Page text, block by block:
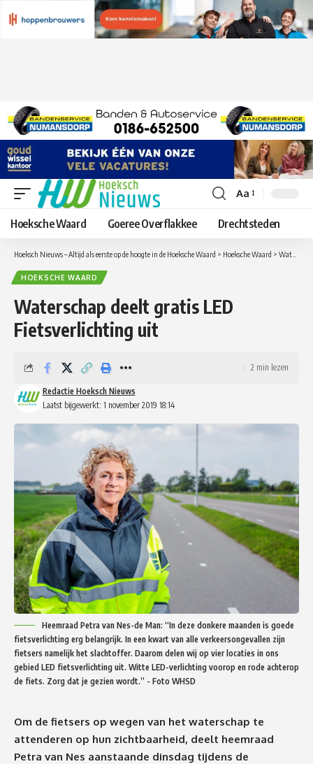
Lettergrootte
aanpassen
Aa
Hoeksche Waard Goeree Overflakkee Drechtsteden
Hoeksch Nieuws – Altijd als eerste op de hoogte in de Hoeksche Waard > Hoeksche Waard > Waterschap deelt gratis LED Fietsverlichting uit
HOEKSCHE WAARD
Waterschap deelt gratis LED
Fietsverlichting uit
Laatst bijgewerkt: 1 november 2019 18:14
Redactie Hoeksch Nieuws
2 min lezen
Heemraad Petra van Nes-de Man: “In deze donkere maanden is goede
fietsverlichting erg belangrijk. In een kwart van alle verkeersongevallen zijn
fietsers namelijk het slachtoffer. Daarom delen wij op vier locaties in ons
gebied LED fietsverlichting uit. Witte LED-verlichting voorop en rode achterop
de fiets. Zorg dat je gezien wordt.” - Foto WHSD
Om de fietsers op wegen van het waterschap te
attenderen op hun zichtbaarheid, deelt heemraad
Petra van Nes aanstaande dinsdag tijdens de